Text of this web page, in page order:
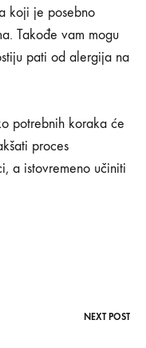
koji je posebno
Takođe vam mogu
pati od alergija na
potrebnih koraka će
proces
a istovremeno učiniti
NEXT POST